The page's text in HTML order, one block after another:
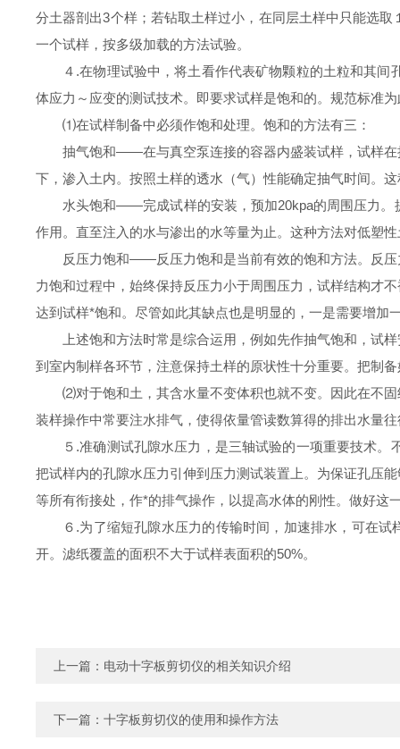
分土器剖出3个样；若钻取土样过小 ，在同层土样中只能选
一个试样，按多级加载的方法试验。
４.在物理试验中，将土看作代表矿物颗粒的土粒和其
体应力 ～ 应变的测试技术。即要求试样是饱和的。规范标准
⑴在试样制备中必须作饱和处理。饱和的方法有三：
抽气饱和——在与真空泵连接的容器内盛装试样，试样在
下，渗入土内。按照土样的透水（气）性能确定抽气时间。
水头饱和——完成试样的安装，预加20kpa的周围压力。
作用。直至注入的水与渗出的水等量为止。这种方法对低塑
反压力饱和——反压力饱和是当前有效的饱和方法。反压
力饱和过程中，始终保持反压力小于周围压力，试样结构才
达到试样*饱和。尽管如此其缺点也是明显的，一是需要增
上述饱和方法时常是综合运用，例如先作抽气饱和，试
到室内制样各环节，注意保持土样的原状性十分重要。把制
⑵对于饱和土，其含水量不变体积也就不变。因此在不
装样操作中常要注水排气，使得依量管读数算得的排出水量
５.准确测试孔隙水压力，是三轴试验的一项重要技术。
把试样内的孔隙水压力引伸到压力测试装置上。为保证孔压
等所有衔接处，作*的排气操作，以提高水体的刚性。做好这
６.为了缩短孔隙水压力的传输时间，加速排水，可在
开。 滤纸覆盖的面积不大于试样表面积的50%。
上一篇： 电动十字板剪切仪的相关知识介绍
下一篇： 十字板剪切仪的使用和操作方法